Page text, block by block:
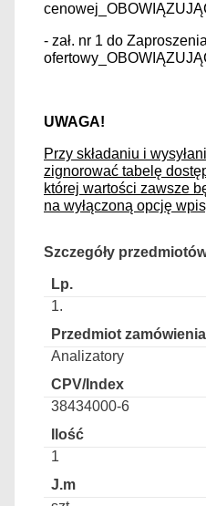
- zał. nr 1 do
UWAGA!
Przy składaniu i
zignorować tabelę
której wartości zawsze
na wyłączoną opcję
Szczegóły
1.
Analizatory
38434000-6
1